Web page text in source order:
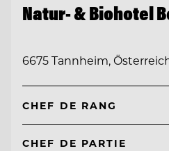
Natur- & Biohotel
6675 Tannheim,
CHEF DE RANG
CHEF DE PARTIE